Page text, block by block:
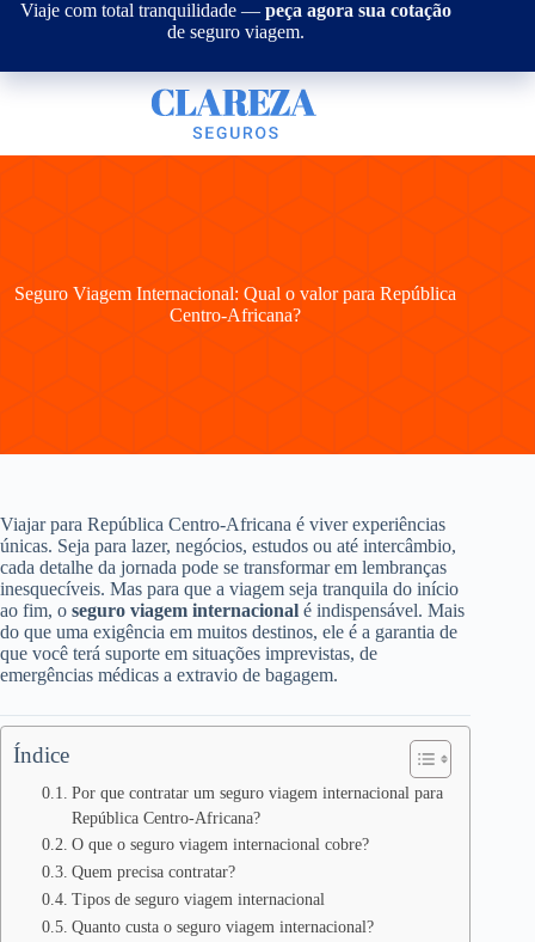
Pular
conteúdo
Viaje com total tranquilidade — peça agora sua cotação
de seguro viagem.
Seguro Viagem Internacional: Qual o valor para República
Centro-Africana?
Viajar para República Centro-Africana é viver experiências
únicas. Seja para lazer, negócios, estudos ou até intercâmbio,
cada detalhe da jornada pode se transformar em lembranças
inesquecíveis. Mas para que a viagem seja tranquila do início
ao fim, o seguro viagem internacional é indispensável. Mais
do que uma exigência em muitos destinos, ele é a garantia de
que você terá suporte em situações imprevistas, de
emergências médicas a extravio de bagagem.
Índice
Por que contratar um seguro viagem internacional para
República Centro-Africana?
O que o seguro viagem internacional cobre?
Quem precisa contratar?
Tipos de seguro viagem internacional
Quanto custa o seguro viagem internacional?